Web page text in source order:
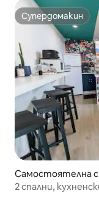
Супердомакин
Супердомакин
Самостоятелна
2 спални,